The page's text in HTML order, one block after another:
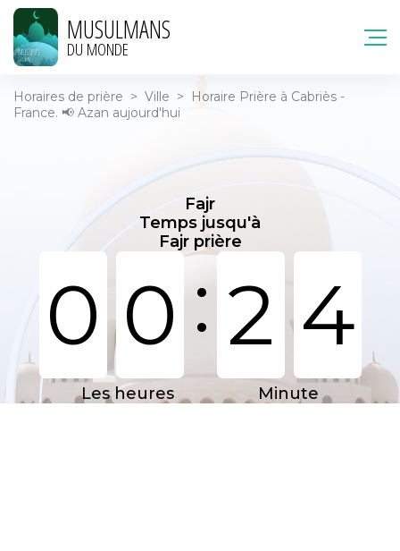
MUSULMANS
DU MONDE
Horaires de prière > Ville >
Horaire Prière à Cabriès -
France. 📢 Azan aujourd'hui
Fajr
Temps jusqu'à
Fajr prière
0 0: 2 4
Les heures Minute